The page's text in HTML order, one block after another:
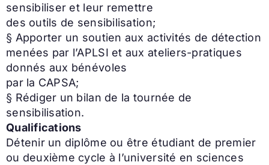
sensibiliser et leur remettre
des outils de sensibilisation;
§ Apporter un soutien aux activités de détection
menées par l’APLSI et aux ateliers-pratiques
donnés aux bénévoles
par la CAPSA;
§ Rédiger un bilan de la tournée de
sensibilisation.
Qualifications
Détenir un diplôme ou être étudiant de premier
ou deuxième cycle à l’université en sciences